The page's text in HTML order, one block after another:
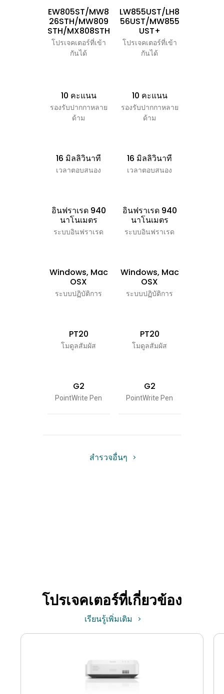
EW805ST/MW8
26STH/MW809
STH/MX808STH
โปรเจคเตอร์ที่เข้า
กันได้
10 คะแนน
รองรับปากกาหลาย
ด้าม
16 มิลลิวินาที
เวลาตอบสนอง
อินฟราเรด 940
นาโนเมตร
ระบบอินฟราเรด
Windows, Mac
OSX
ระบบปฏิบัติการ
PT20
โมดูลสัมผัส
G2
PointWrite Pen
LW855UST/LH8
56UST/MW855
UST+
โปรเจคเตอร์ที่เข้า
กันได้
10 คะแนน
รองรับปากกาหลาย
ด้าม
16 มิลลิวินาที
เวลาตอบสนอง
อินฟราเรด 940
นาโนเมตร
ระบบอินฟราเรด
Windows, Mac
OSX
ระบบปฏิบัติการ
PT20
โมดูลสัมผัส
G2
PointWrite Pen
สำรวจอื่นๆ
โปรเจคเตอร์ที่เกี่ยวข้อง
เรียนรู้เพิ่มเติม